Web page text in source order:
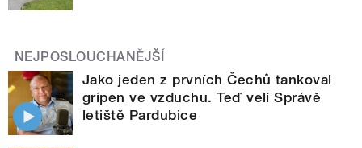
NEJPOSLOUCHANĚJŠÍ
Jako jeden z prvních Čechů tankoval
gripen ve vzduchu. Teď velí Správě
letiště Pardubice